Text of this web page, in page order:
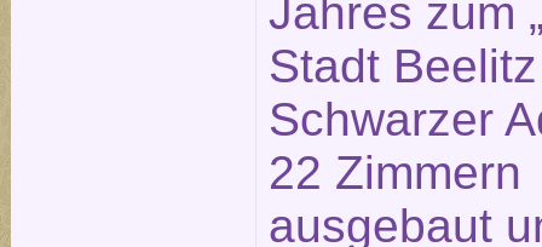
Jahres zum
Stadt
Schwarzer
22 Zimmern
ausgebaut